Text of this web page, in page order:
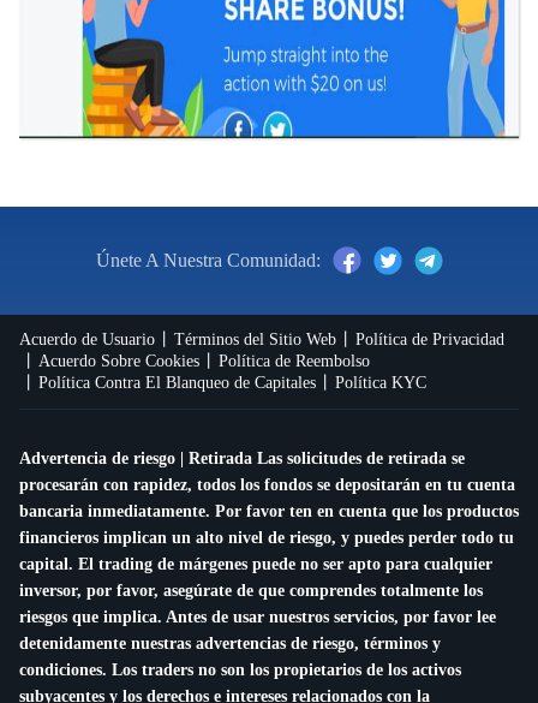
Únete A Nuestra Comunidad:
Acuerdo de Usuario Términos del Sitio Web
Política de Privacidad
Acuerdo Sobre Cookies
Política de Reembolso
Política Contra El Blanqueo de Capitales
Política KYC
Advertencia de riesgo | Retirada Las solicitudes de retirada se
procesarán con rapidez, todos los fondos se depositarán en tu cuenta
bancaria inmediatamente. Por favor ten en cuenta que los productos
financieros implican un alto nivel de riesgo, y puedes perder todo tu
capital. El trading de márgenes puede no ser apto para cualquier
inversor, por favor, asegúrate de que comprendes totalmente los
riesgos que implica. Antes de usar nuestros servicios, por favor lee
detenidamente nuestras advertencias de riesgo, términos y
condiciones. Los traders no son los propietarios de los activos
subyacentes y los derechos e intereses relacionados con la